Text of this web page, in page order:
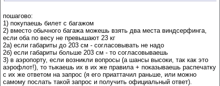
пошагово:
1) покупаешь билет с багажом
2) вместо обычного багажа можешь взять два места виндсерфинга,
если оба по весу не превышают 23 кг
2а) если габариты до 203 см - согласовывать не надо
2б) если габариты больше 203 см - то согласовываешь
3) в аэропорту, если возникли вопросы (а шансы высоки, так как это
аэрофлот!), то тыкаешь их в их же правила + показываешь распечатку
с их же ответом на запрос (я его приаттачил раньше, или можно
самому послать такой запрос и получить официальный ответ).